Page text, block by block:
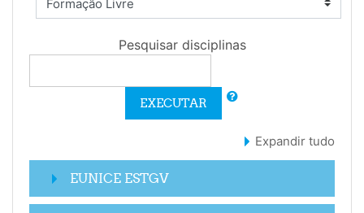
Pesquisar disciplinas
EXECUTAR
Expandir tudo
EUNICE ESTGV